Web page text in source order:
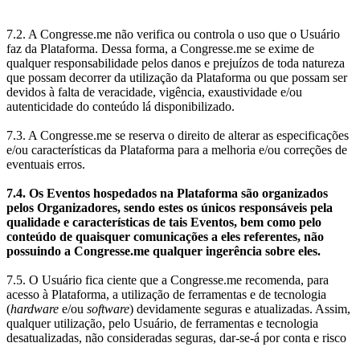
7.2. A Congresse.me não verifica ou controla o uso que o Usuário
faz da Plataforma. Dessa forma, a Congresse.me se exime de
qualquer responsabilidade pelos danos e prejuízos de toda natureza
que possam decorrer da utilização da Plataforma ou que possam ser
devidos à falta de veracidade, vigência, exaustividade e/ou
autenticidade do conteúdo lá disponibilizado.
7.3. A Congresse.me se reserva o direito de alterar as especificações
e/ou características da Plataforma para a melhoria e/ou correções de
eventuais erros.
7.4. Os Eventos hospedados na Plataforma são organizados
pelos Organizadores, sendo estes os únicos responsáveis pela
qualidade e características de tais Eventos, bem como pelo
conteúdo de quaisquer comunicações a eles referentes, não
possuindo a Congresse.me qualquer ingerência sobre eles.
7.5. O Usuário fica ciente que a Congresse.me recomenda, para
acesso à Plataforma, a utilização de ferramentas e de tecnologia
(hardware e/ou software) devidamente seguras e atualizadas. Assim,
qualquer utilização, pelo Usuário, de ferramentas e tecnologia
desatualizadas, não consideradas seguras, dar-se-á por conta e risco